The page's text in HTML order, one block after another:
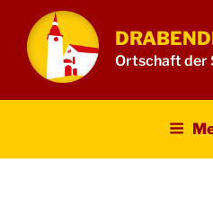
Inhalt
springen
Ortschaft der